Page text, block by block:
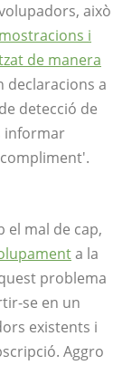
això
i
de manera
declaracions a
detecció de
informar
el mal de cap,
a la
problema
se en un
existents i
Aggro